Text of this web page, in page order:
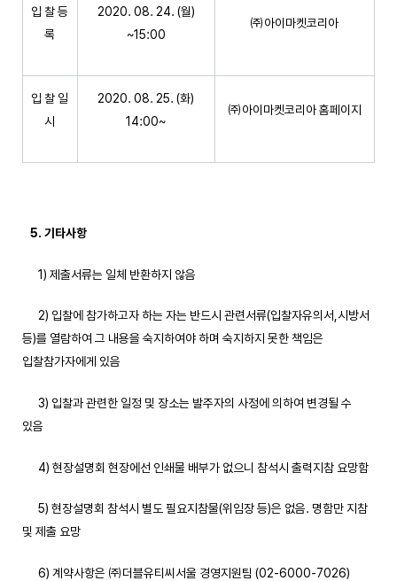
입 찰 등
록
2020. 08. 24. (월)
~15:00
㈜아이마켓코리아
입 찰 일
시
2020. 08. 25. (화)
14:00~
㈜아이마켓코리아 홈페이지
5. 기타사항
1) 제출서류는 일체 반환하지 않음
2) 입찰에 참가하고자 하는 자는 반드시 관련서류(입찰자유의서,시방서
등)를 열람하여 그 내용을 숙지하여야 하며 숙지하지 못한 책임은
입찰참가자에게 있음
3) 입찰과 관련한 일정 및 장소는 발주자의 사정에 의하여 변경될 수
있음
4) 현장설명회 현장에선 인쇄물 배부가 없으니 참석시 출력지참 요망함
5) 현장설명회 참석시 별도 필요지참물(위임장 등)은 없음. 명함만 지참
및 제출 요망
6) 계약사항은 ㈜더블유티씨서울 경영지원팀 (02-6000-7026)